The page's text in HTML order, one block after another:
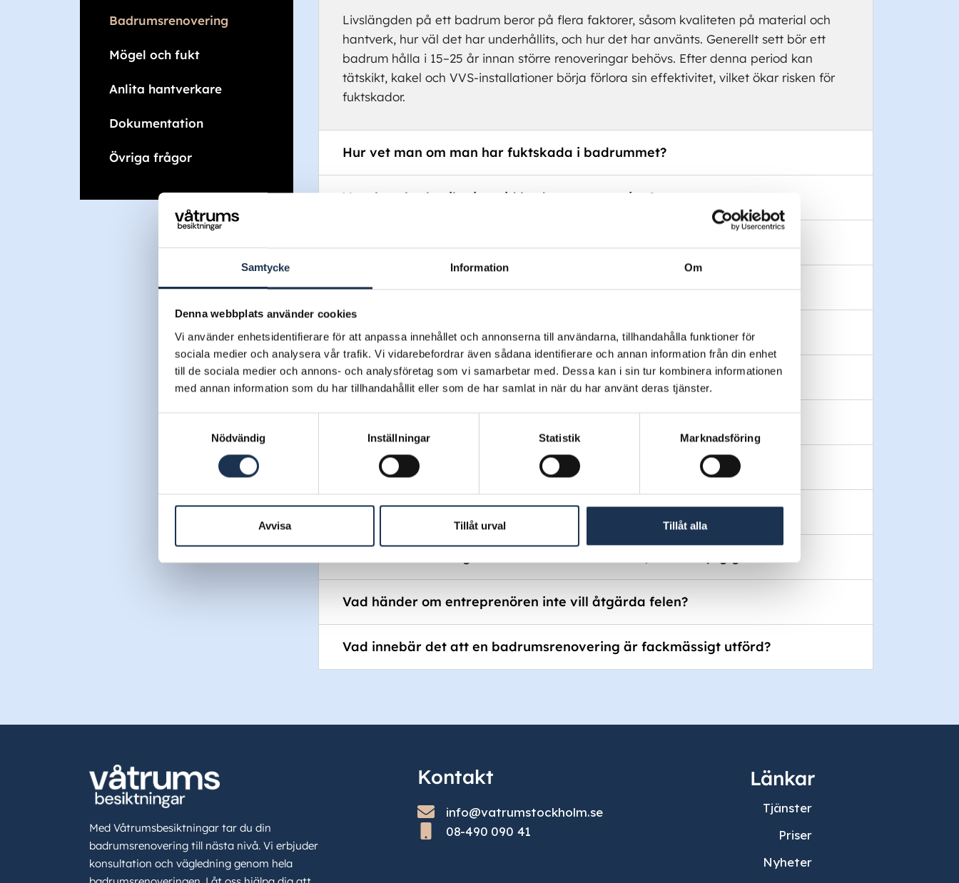
Samtycke Information Om
Denna webbplats använder cookies
Vi använder enhetsidentifierare för att anpassa innehållet och annonserna till användarna, tillhandahålla funktioner för
sociala medier och analysera vår trafik. Vi vidarebefordrar även sådana identifierare och annan information från din enhet
till de sociala medier och annons- och analysföretag som vi samarbetar med. Dessa kan i sin tur kombinera informationen
med annan information som du har tillhandahållit eller som de har samlat in när du har använt deras tjänster.
Nödvändig
Inställningar Statistik Marknadsföring
Avvisa Tillåt urval Tillåt alla
Badrumsrenovering
Mögel och fukt
Anlita hantverkare
Dokumentation
Övriga frågor
Livslängden på ett badrum beror på flera faktorer, såsom kvaliteten på material och
hantverk, hur väl det har underhållits, och hur det har använts. Generellt sett bör ett
badrum hålla i 15–25 år innan större renoveringar behövs. Efter denna period kan
tätskikt, kakel och VVS-installationer börja förlora sin effektivitet, vilket ökar risken för
fuktskador.
Hur vet man om man har fuktskada i badrummet?
Vem betalar besiktning vid badrumsrenovering?
Kan jag bygga badrummet själv?
Hur lång tid tar en badrumsrenovering?
Vilken dokumentation ska entreprenören överlämna vid besiktning?
Varför måste äldre brunnar bytas när våtrummet renoveras?
Kan man ha målade väggar i badrum?
Vad händer om entreprenören inte vill åtgärda felen?
Vad innebär det att en badrumsrenovering är fackmässigt utförd?
Med Våtrumsbesiktningar tar du din
badrumsrenovering till nästa nivå. Vi erbjuder
konsultation och vägledning genom hela
Kontakt
info@vatrumstockholm.se
08-490 090 41
Länkar
Tjänster
Priser
Nyheter